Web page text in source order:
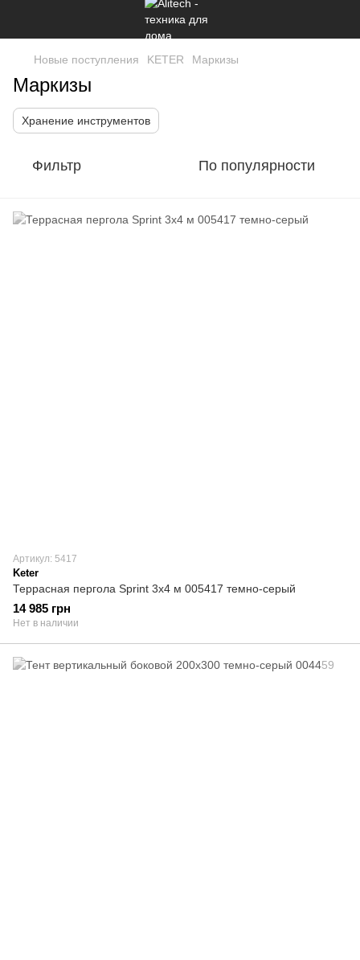
Новые поступления KETER Маркизы
Маркизы
Хранение инструментов
Фильтр По популярности
Артикул: 5417
Keter
Террасная пергола Sprint 3x4 м 005417 темно-серый
14 985 грн
Нет в наличии